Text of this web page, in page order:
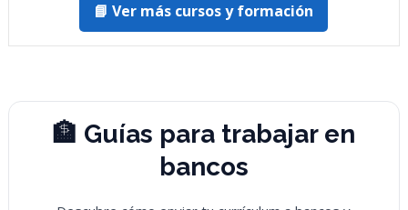
📘 Ver más cursos y formación
🏦 Guías para trabajar en
bancos